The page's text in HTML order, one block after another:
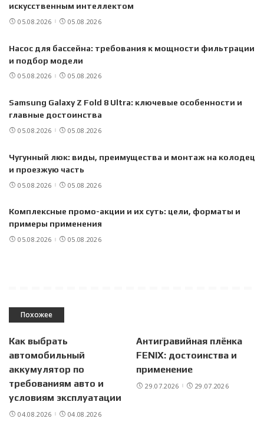
искусственным интеллектом
05.08.2026 05.08.2026
Насос для бассейна: требования к мощности фильтрации
и подбор модели
05.08.2026 05.08.2026
Samsung Galaxy Z Fold 8 Ultra: ключевые особенности и
главные достоинства
05.08.2026 05.08.2026
Чугунный люк: виды, преимущества и монтаж на колодец
и проезжую часть
05.08.2026 05.08.2026
Комплексные промо-акции и их суть: цели, форматы и
примеры применения
05.08.2026 05.08.2026
Похожее
Как выбрать
автомобильный
аккумулятор по
требованиям авто и
условиям эксплуатации
04.08.2026 04.08.2026
Антигравийная плёнка
FENIX: достоинства и
применение
29.07.2026 29.07.2026